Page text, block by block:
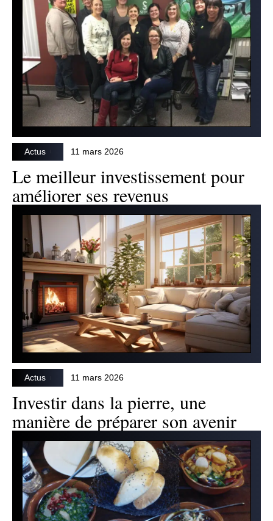
Actus 11 mars 2026
Le meilleur investissement pour
améliorer ses revenus
Actus 11 mars 2026
Investir dans la pierre, une
manière de préparer son avenir